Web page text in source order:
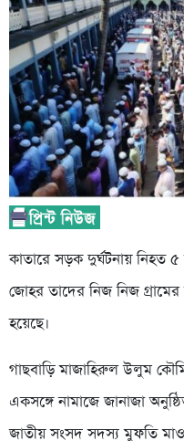
কাতারে সড়ক দুর্ঘটনায় নিহত
জোহর তাদের নিজ নিজ গ্রামের
হয়েছে।
গাছবাড়ি মাজাহিরুল উলুম কৌমি
একসঙ্গে নামাজে জানাজা
জাতীয় সংসদ সদস্য মুফতি